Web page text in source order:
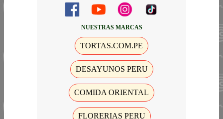
NUESTRAS MARCAS
TORTAS.COM.PE
DESAYUNOS PERU
COMIDA ORIENTAL
FLORERIAS PERU